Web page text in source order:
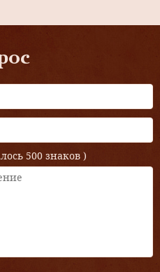
500 знаков )